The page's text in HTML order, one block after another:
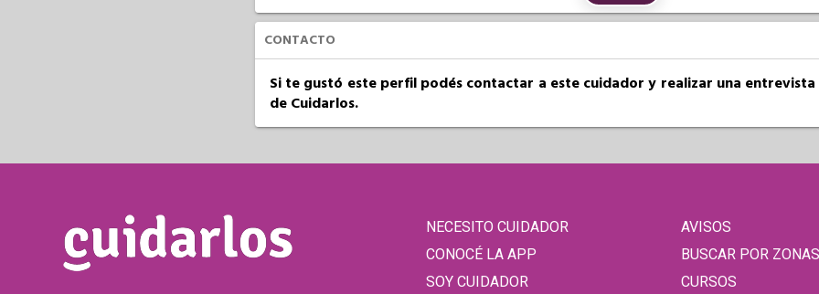
CONTACTO
Si te gustó este perfil podés contactar a este cuidador y realizar una entrevista
de Cuidarlos.
NECESITO CUIDADOR
CONOCÉ LA APP
SOY CUIDADOR
AVISOS
BUSCAR POR ZONAS
CURSOS